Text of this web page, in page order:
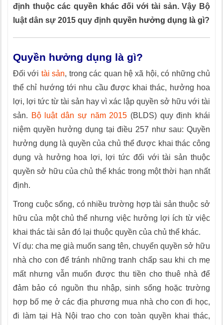
định thuộc các quyền khác đối với tài sản. Vậy Bộ
luật dân sự 2015 quy định quyền hưởng dụng là gì?
Quyền hưởng dụng là gì?
Đối với tài sản, trong các quan hệ xã hội, có những chủ
thể chỉ hướng tới nhu cầu được khai thác, hưởng hoa
lợi, lợi tức từ tài sản hay vì xác lập quyền sở hữu với tài
sản. Bộ luật dân sự năm 2015 (BLDS) quy định khái
niệm quyền hưởng dụng tại điều 257 như sau: Quyền
hưởng dụng là quyền của chủ thể được khai thác công
dụng và hưởng hoa lợi, lợi tức đối với tài sản thuộc
quyền sở hữu của chủ thể khác trong một thời hạn nhất
định.
Trong cuộc sống, có nhiều trường hợp tài sản thuộc sở
hữu của một chủ thể nhưng việc hưởng lợi ích từ việc
khai thác tài sản đó lại thuộc quyền của chủ thể khác.
Ví dụ: cha mẹ già muốn sang tên, chuyển quyền sở hữu
nhà cho con để tránh những tranh chấp sau khi ch mẹ
mất nhưng vẫn muốn được thu tiền cho thuê nhà để
đảm bảo có nguồn thu nhập, sinh sống hoặc trường
hợp bố mẹ ở các địa phương mua nhà cho con đi học,
đi làm tại Hà Nội trao cho con toàn quyền khai thác,